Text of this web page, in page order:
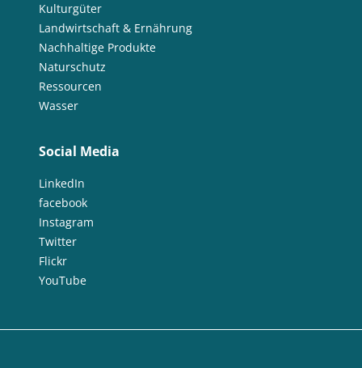
Kulturgüter
Landwirtschaft & Ernährung
Nachhaltige Produkte
Naturschutz
Ressourcen
Wasser
Social Media
LinkedIn
facebook
Instagram
Twitter
Flickr
YouTube